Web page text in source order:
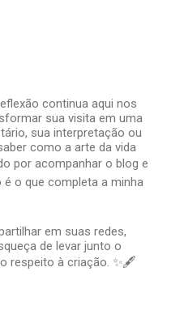
continua aqui nos
sua visita em uma
sua interpretação ou
como a arte da vida
por acompanhar o blog e
o que completa a minha
em suas redes,
de levar junto o
respeito à criação. ✨🖋️